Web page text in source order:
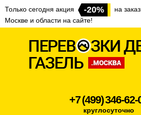
Только сегодня акция -20%
на
Москве и области на сайте!
+7 (499) 346-62-
круглосуточно